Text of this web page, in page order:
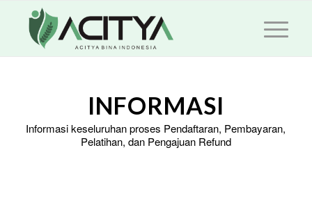
INFORMASI
Informasi keseluruhan proses Pendaftaran, Pembayaran,
Pelatihan, dan Pengajuan Refund